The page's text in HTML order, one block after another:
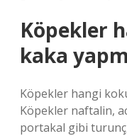
Köpekler
kaka
Köpekler hangi
Köpekler naftalin,
portakal gibi